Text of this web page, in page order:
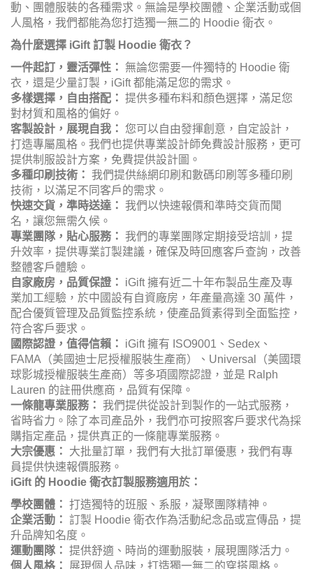
動、團體服裝的各種需求。無論是學校團體、企業活動或個
人風格，我們都能為您打造獨一無二的 Hoodie 衛衣。
為什麼選擇 iGift 訂製 Hoodie 衛衣？
一件起訂，靈活彈性：
無論您需要一件獨特的 Hoodie 衛
衣，還是少量訂製，iGift 都能滿足您的需求。
多樣選擇，自由搭配： 提供多種布料和顏色選擇，滿足您
對材質和風格的偏好。
客製設計，展現自我： 您可以自由發揮創意，自定設計，
打造專屬風格。我們也提供專業設計師免費設計服務，更可
提供制服設計方案，免費提供設計圖。
多種印刷技術： 我們提供絲網印刷和數碼印刷等多種印刷
技術，以滿足不同客戶的需求。
快速交貨，準時送達： 我們以快速報價和準時交貨而聞
名，讓您無需久候。
專業團隊，貼心服務： 我們的專業團隊定期接受培訓，提
升效率，提供專業訂製建議，確保及時回應客戶查詢，改善
整體客戶體驗。
自家廠房，品質保證：
iGift擁有近二十年布製品生產及專
業加工經驗，於中國設有自資廠房，年產量高達 30 萬件，
配合優質管理及品質監控系統，使產品質素得到全面監控，
符合客戶要求。
國際認證，值得信賴：
iGift擁有 ISO9001、Sedex、
FAMA（美國迪士尼授權服裝生產商）、Universal（美國環
球影城授權服裝生產商）等多項國際認證，並是 Ralph
Lauren 的註冊供應商，品質有保障。
一條龍專業服務： 我們提供從設計到製作的一站式服務，
省時省力。除了本司產品外，我們亦可按照客戶要求代為採
購指定產品，提供真正的一條龍專業服務。
大宗優惠：
大批量訂單，我們有大批訂單優惠，我們有專
員提供快速報價服務。
iGift 的 Hoodie 衛衣訂製服務適用於：
學校團體： 打造獨特的班服、系服，凝聚團隊精神。
企業活動： 訂製 Hoodie 衛衣作為活動紀念品或宣傳品，提
升品牌知名度。
運動團隊： 提供舒適、時尚的運動服裝，展現團隊活力。
個人風格：
展現個人品味，打造獨一無二的穿搭風格。